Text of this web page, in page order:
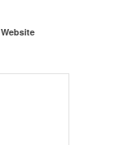
Website